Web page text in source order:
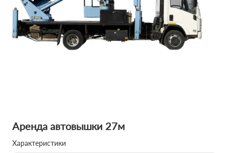
Аренда автовышки 27м
Характеристики